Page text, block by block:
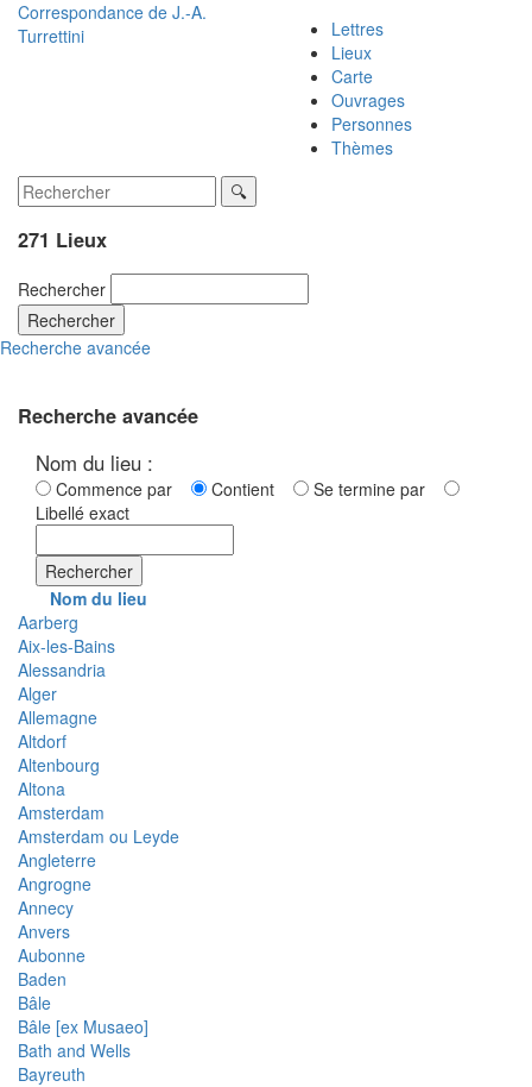
Correspondance de J.-A.
Turrettini
Lettres
Lieux
Carte
Ouvrages
Personnes
Thèmes
271 Lieux
Rechercher
Rechercher
Recherche avancée
Recherche avancée
Nom du lieu :
Commence par Contient
Se termine par
Libellé exact
Rechercher
Nom du lieu
Aarberg
Aix-les-Bains
Alessandria
Alger
Allemagne
Altdorf
Altenbourg
Altona
Amsterdam
Amsterdam ou Leyde
Angleterre
Angrogne
Annecy
Anvers
Aubonne
Baden
Bâle
Bâle [ex Musaeo]
Bath and Wells
Bayreuth